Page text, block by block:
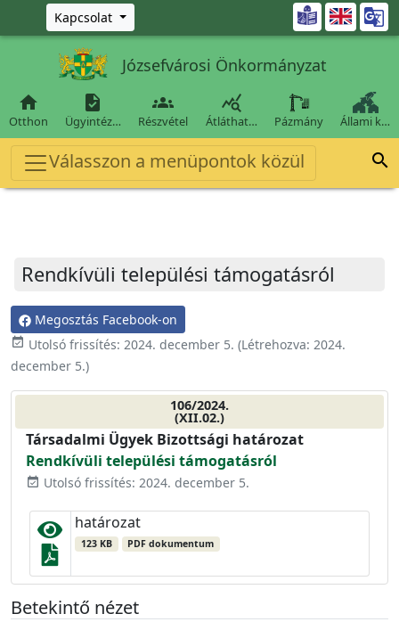
Ugrás a fő tartalomra
Kapcsolat 
Józsefvárosi Önkormányzat

Otthon

Ügyintéz…

Részvétel

Átláthat… Pázmány Állami k…
Válasszon a menüpontok közül 
Rendkívüli települési támogatásról
Megosztás Facebook-on
event_available Utolsó frissítés: 2024. december 5. (Létrehozva: 2024.
december 5.)
106/2024.
(XII.02.)
Társadalmi Ügyek Bizottsági határozat
Rendkívüli települési támogatásról
event_available Utolsó frissítés: 2024. december 5.
határozat
123 KB PDF dokumentum
Betekintő nézet